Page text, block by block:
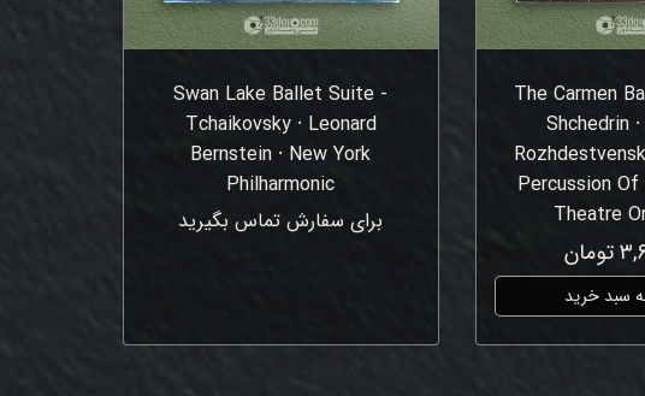
The Carmen
Shchedrin
Percussion
Theatre
Swan Lake Ballet Suite -
Tchaikovsky ⸱ Leonard
Bernstein ⸱ New York
Philharmonic